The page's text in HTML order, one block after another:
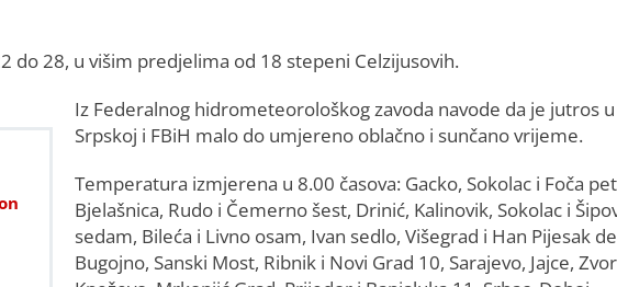
do 28, u višim predjelima od 18 stepeni Celzijusovih.
Iz Federalnog hidrometeorološkog zavoda navode da je jutros u
Srpskoj i FBiH malo do umjereno oblačno i sunčano vrijeme.
Temperatura izmjerena u 8.00 časova: Gacko, Sokolac i Foča
Bjelašnica, Rudo i Čemerno šest, Drinić, Kalinovik, Sokolac i
sedam, Bileća i Livno osam, Ivan sedlo, Višegrad i Han Pijesak
Bugojno, Sanski Most, Ribnik i Novi Grad 10, Sarajevo, Jajce,